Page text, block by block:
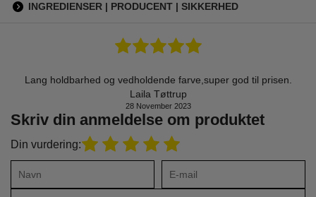
INGREDIENSER | PRODUCENT | SIKKERHED
Skriv din anmeldelse om produktet
Din vurdering:
Lang holdbarhed og vedholdende farve,super god til prisen.
Laila Tøttrup
28 November 2023